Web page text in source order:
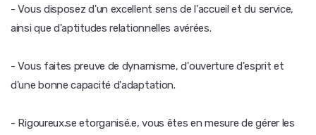
- Vous disposez d'un excellent sens de l'accueil et du service,
ainsi que d'aptitudes relationnelles avérées.
- Vous faites preuve de dynamisme, d'ouverture d'esprit et
d'une bonne capacité d'adaptation.
- Rigoureux.se etorganisé.e, vous êtes en mesure de gérer les